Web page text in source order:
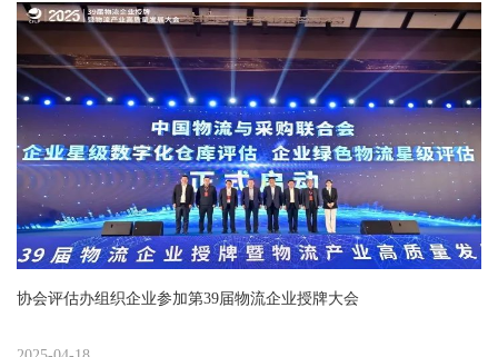
协会评估办组织企业参加第39届物流企业授牌大会